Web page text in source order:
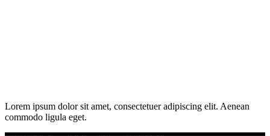
Lorem ipsum dolor sit amet, consectetuer adipiscing elit. Aenean
commodo ligula eget.